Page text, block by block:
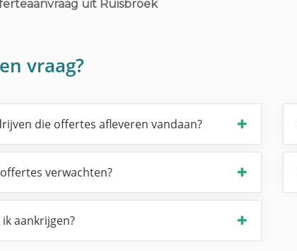
uit Ruisbroek
vraag?
die offertes afleveren vandaan?
verwachten?
aankrijgen?